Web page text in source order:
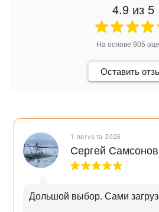
4.9 из 5
На основе 905
Оставить
1 августа 2026
Сергей Самсонов
Дольшой выбор. Сами